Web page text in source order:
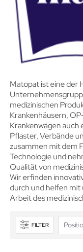
Matopat ist eine der
medizinischen
Krankenhäusern,
Krankenwägen
Pflaster, Verbände
zusammen mit dem
Technologie und
Qualität von
Wir erfinden
durch und helfen mit
Arbeit des
FILTER